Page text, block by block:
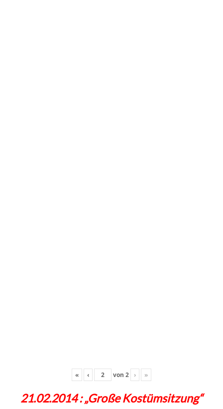
« ‹ von 2 › »
21.02.2014 : „Große Kostümsitzung“